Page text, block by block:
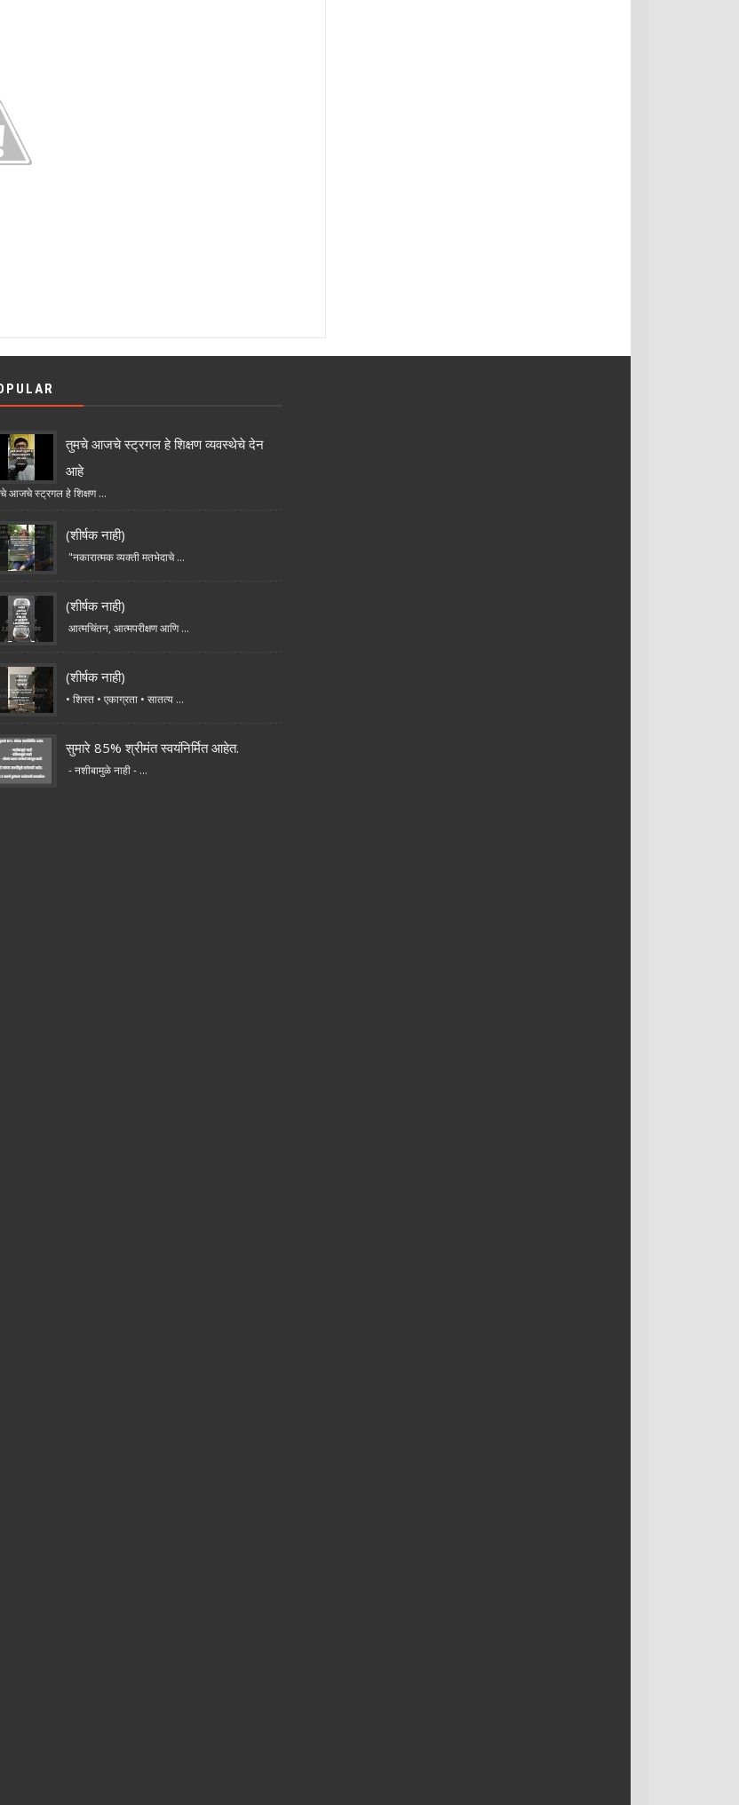
तुमचे आजचे स्ट्रगल हे शिक्षण व्यवस्थेचे देन
आहे
आजचे स्ट्रगल हे शिक्षण ...
(शीर्षक नाही)
"नकारात्मक व्यक्ती मतभेदाचे ...
(शीर्षक नाही)
आत्मचिंतन, आत्मपरीक्षण आणि ...
(शीर्षक नाही)
• शिस्त • एकाग्रता • सातत्य ...
सुमारे 85% श्रीमंत स्वयंनिर्मित आहेत.
- नशीबामुळे नाही - ...